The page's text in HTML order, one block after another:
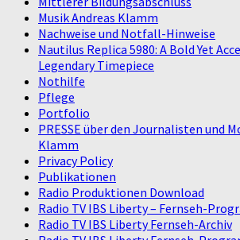
Musik Andreas Klamm
Nachweise und Notfall-Hinweise
Nautilus Replica 5980: A Bold Yet
Legendary Timepiece
Nothilfe
Pflege
Portfolio
PRESSE über den Journalisten und
Klamm
Privacy Policy
Publikationen
Radio Produktionen Download
Radio TV IBS Liberty – Fernseh-
Radio TV IBS Liberty Fernseh-Archiv